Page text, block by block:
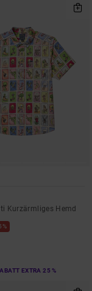
Kurzärmliges Hemd
EXTRA 25 %